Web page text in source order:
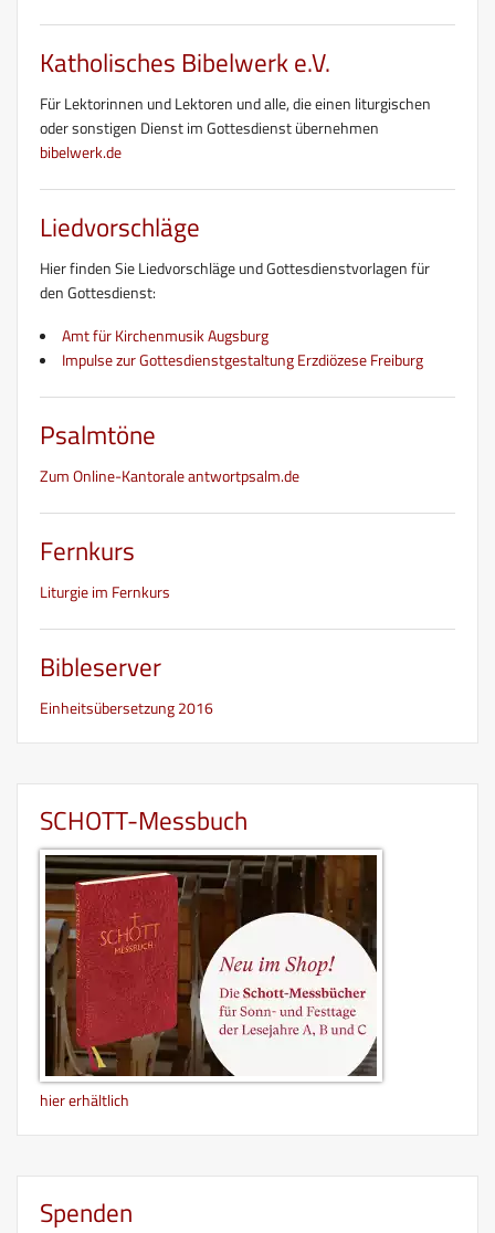
Katholisches Bibelwerk e.V.
Für Lektorinnen und Lektoren und alle, die einen liturgischen
oder sonstigen Dienst im Gottesdienst übernehmen
bibelwerk.de
Liedvorschläge
Hier finden Sie Liedvorschläge und Gottesdienstvorlagen für
den Gottesdienst:
Amt für Kirchenmusik Augsburg
Impulse zur Gottesdienstgestaltung Erzdiözese Freiburg
Psalmtöne
Zum Online-Kantorale antwortpsalm.de
Fernkurs
Liturgie im Fernkurs
Bibleserver
Einheitsübersetzung 2016
SCHOTT-Messbuch
hier erhältlich
Spenden